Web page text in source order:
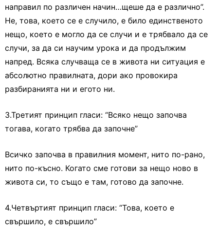
направил по различен начин…щеше да е различно”.
Не, това, което се е случило, е било единственото
нещо, което е могло да се случи и е трябвало да се
случи, за да си научим урока и да продължим
напред. Всяка случваща се в живота ни ситуация е
абсолютно правилната, дори ако провокира
разбиранията ни и егото ни.
3.Третият принцип гласи: “Всяко нещо започва
тогава, когато трябва да започне”
Всичко започва в правилния момент, нито по-рано,
нито по-късно. Когато сме готови за нещо ново в
живота си, то също е там, готово да започне.
4.Четвъртият принцип гласи: “Това, което е
свършило, е свършило”